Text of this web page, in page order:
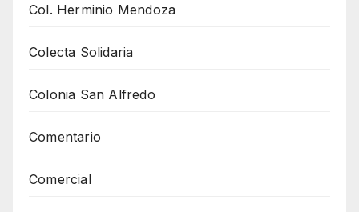
Col. Herminio Mendoza
Colecta Solidaria
Colonia San Alfredo
Comentario
Comercial